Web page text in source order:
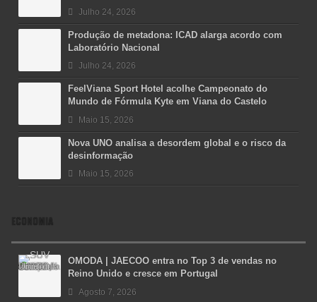
Julho 24, 2026
Produção de metadona: ICAD alarga acordo com
Laboratório Nacional
Julho 24, 2026
FeelViana Sport Hotel acolhe Campeonato do
Mundo de Fórmula Kyte em Viana do Castelo
Maio 15, 2026
Nova UNO analisa a desordem global e o risco da
desinformação
Maio 15, 2026
ECONOMIA
OMODA | JAECOO entra no Top 3 de vendas no
Reino Unido e cresce em Portugal
Agosto 7, 2026